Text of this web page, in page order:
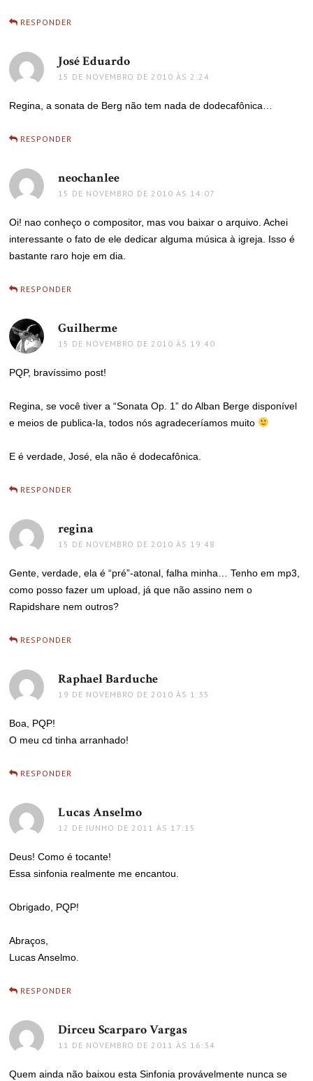
RESPONDER
José Eduardo
15 DE NOVEMBRO DE 2010 ÀS 2:24
Regina, a sonata de Berg não tem nada de dodecafônica…
RESPONDER
neochanlee
15 DE NOVEMBRO DE 2010 ÀS 14:07
Oi! nao conheço o compositor, mas vou baixar o arquivo. Achei
interessante o fato de ele dedicar alguma música à igreja. Isso é
bastante raro hoje em dia.
RESPONDER
Guilherme
15 DE NOVEMBRO DE 2010 ÀS 19:40
PQP, bravíssimo post!
Regina, se você tiver a “Sonata Op. 1” do Alban Berge disponível
e meios de publica-la, todos nós agradeceríamos muito
E é verdade, José, ela não é dodecafônica.
RESPONDER
regina
15 DE NOVEMBRO DE 2010 ÀS 19:48
Gente, verdade, ela é “pré”-atonal, falha minha… Tenho em mp3,
como posso fazer um upload, já que não assino nem o
Rapidshare nem outros?
RESPONDER
Raphael Barduche
19 DE NOVEMBRO DE 2010 ÀS 1:35
Boa, PQP!
O meu cd tinha arranhado!
RESPONDER
Lucas Anselmo
12 DE JUNHO DE 2011 ÀS 17:15
Deus! Como é tocante!
Essa sinfonia realmente me encantou.
Obrigado, PQP!
Abraços,
Lucas Anselmo.
RESPONDER
Dirceu Scarparo Vargas
11 DE NOVEMBRO DE 2011 ÀS 16:34
Quem ainda não baixou esta Sinfonia provávelmente nunca se